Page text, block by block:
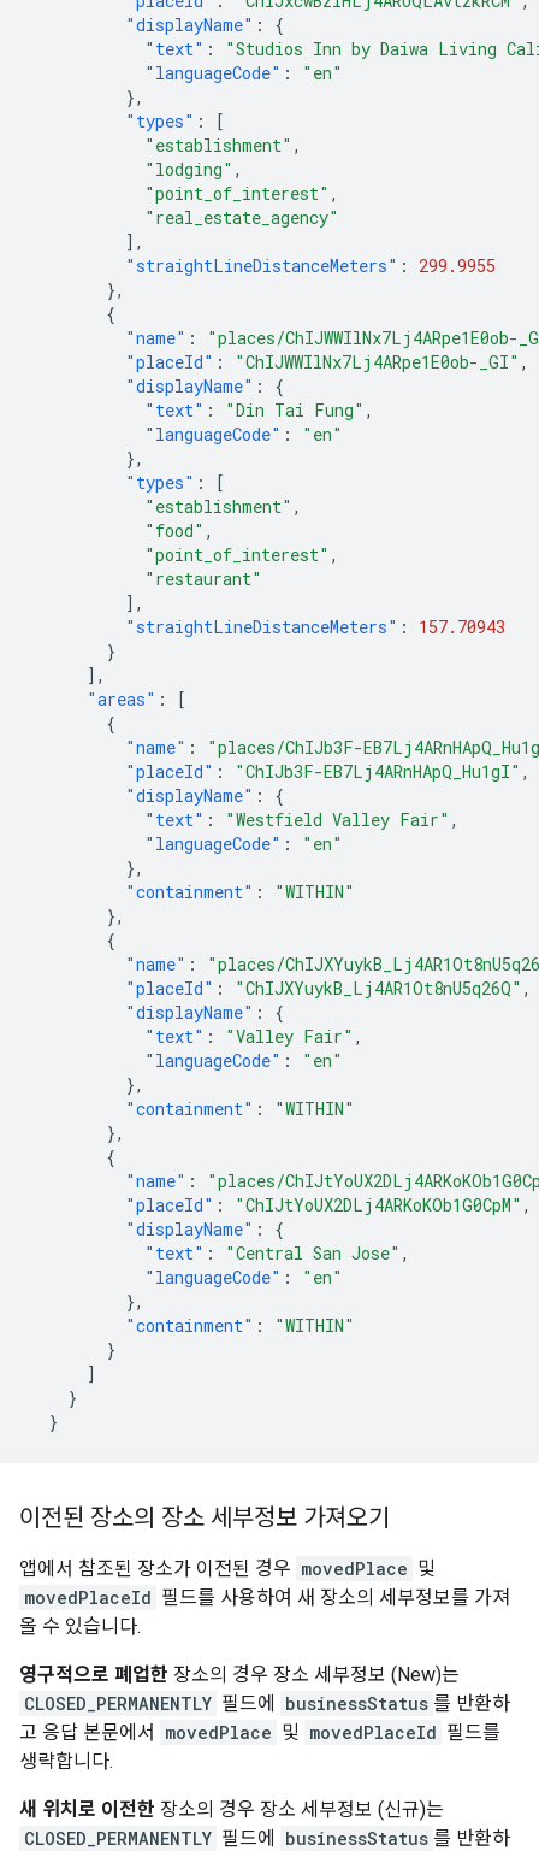
"displayName" :
{
"text" :
"Studios Inn by Daiwa Living
"languageCode" :
"en"
},
"types" :
[
"establishment" ,
"lodging" ,
"point_of_interest" ,
"real_estate_agency"
],
"straightLineDistanceMeters" :
299.9955
},
{
"name" :
"places/ChIJWWIlNx7Lj4ARpe1E0ob-
"placeId" : "ChIJWWIlNx7Lj4ARpe1E0ob-_GI" ,
"displayName" :
{
"text" : "Din Tai Fung" ,
"languageCode" :
"en"
},
"types" :
[
"establishment" ,
"food" ,
"point_of_interest" ,
"restaurant"
],
"straightLineDistanceMeters" :
157.70943
}
],
"areas" :
[
{
"name" :
"places/ChIJb3F-
"placeId" : "ChIJb3F-EB7Lj4ARnHApQ_Hu1gI" ,
"displayName" :
{
"text" : "Westfield Valley Fair" ,
"languageCode" :
"en"
},
"containment" :
"WITHIN"
},
{
"name" :
"places/
"placeId" : "ChIJXYuykB_Lj4AR1Ot8nU5q26Q" ,
"displayName" :
{
"text" : "Valley Fair" ,
"languageCode" :
"en"
},
"containment" :
"WITHIN"
},
{
"name" :
"places/
"placeId" : "ChIJtYoUX2DLj4ARKoKOb1G0CpM" ,
"displayName" :
{
"text" : "Central San Jose" ,
"languageCode" :
"en"
},
"containment" :
"WITHIN"
}
]
}
}
이전된 장소의 장소 세부정보 가져오기
앱에서 참조된 장소가 이전된 경우 movedPlace 및
movedPlaceId 필드를 사용하여 새 장소의 세부정보를 가져
올 수 있습니다.
영구적으로 폐업한 장소의 경우 장소 세부정보 (New)는
CLOSED_PERMANENTLY 필드에 businessStatus 를 반환하
고 응답 본문에서
movedPlace 및 movedPlaceId 필드를
생략합니다.
새 위치로 이전한 장소의 경우 장소 세부정보 (신규)는
CLOSED_PERMANENTLY 필드에 businessStatus 를 반환하